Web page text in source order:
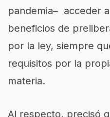
pandemia– acceder
beneficios de
por la ley, siempre
requisitos por la
materia.
Al respecto, precisó